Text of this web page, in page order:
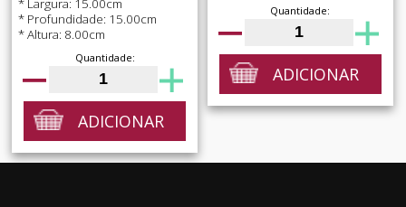
* Largura: 15.00cm
* Profundidade: 15.00cm
* Altura: 8.00cm
Quantidade:
ADICIONAR
Quantidade:
ADICIONAR